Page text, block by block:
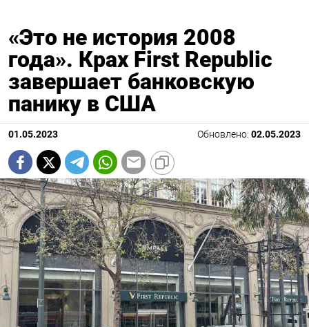
«Это не история 2008
года». Крах First Republic
завершает банковскую
панику в США
01.05.2023 Обновлено: 02.05.2023